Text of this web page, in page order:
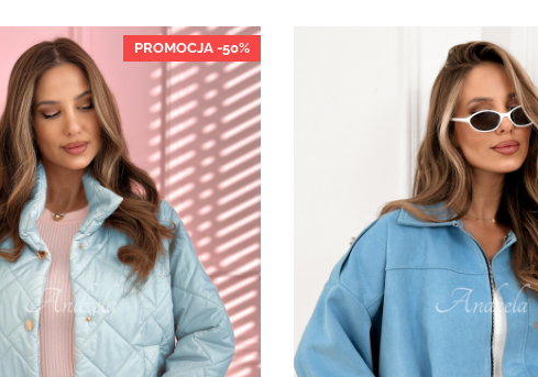
PROMOCJA -50%